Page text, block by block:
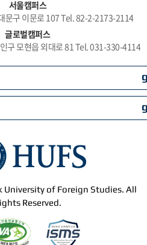
서울캠퍼스
문구 이문로 107 Tel. 82-2-2173-2114
글로벌캠퍼스
구 모현읍 외대로 81 Tel. 031-330-4114
of Foreign Studies. All
Reserved.